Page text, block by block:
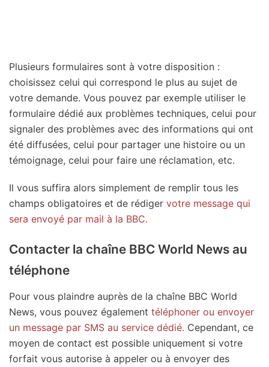
Plusieurs formulaires sont à votre disposition :
choisissez celui qui correspond le plus au sujet de
votre demande. Vous pouvez par exemple utiliser le
formulaire dédié aux problèmes techniques, celui pour
signaler des problèmes avec des informations qui ont
été diffusées, celui pour partager une histoire ou un
témoignage, celui pour faire une réclamation, etc.
Il vous suffira alors simplement de remplir tous les
champs obligatoires et de rédiger votre message qui
sera envoyé par mail à la BBC.
Contacter la chaîne BBC World News au
téléphone
Pour vous plaindre auprès de la chaîne BBC World
News, vous pouvez également téléphoner ou envoyer
un message par SMS au service dédié. Cependant, ce
moyen de contact est possible uniquement si votre
forfait vous autorise à appeler ou à envoyer des